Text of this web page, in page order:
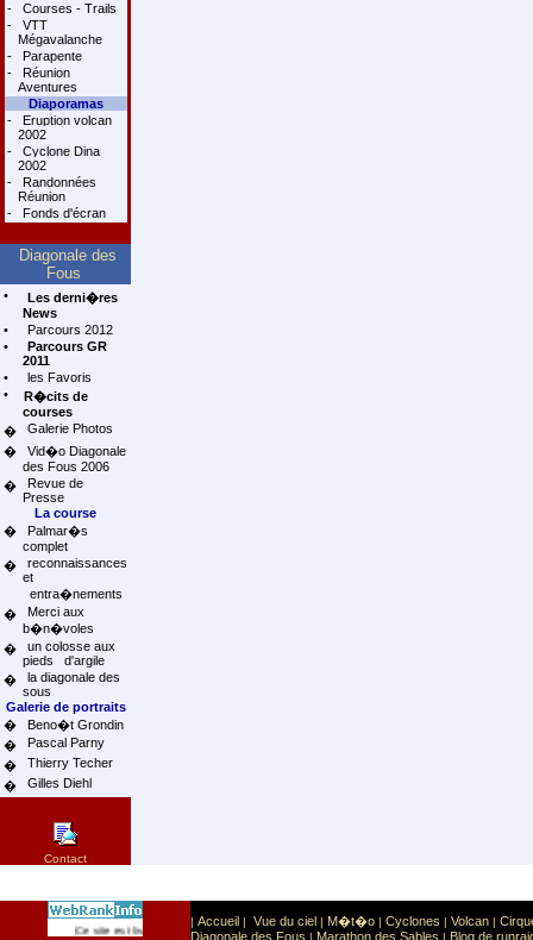
-
Courses - Trails
-
VTT
Mégavalanche
-
Parapente
-
Réunion
Aventures
Diaporamas
-
Eruption volcan
2002
-
Cyclone Dina
2002
-
Randonnées
Réunion
-
Fonds d'écran
Diagonale des
Fous
•
Les derni�res
News
•
Parcours 2012
•
Parcours GR
2011
•
les Favoris
•
R�cits de
courses
�
Galerie Photos
�
Vid�o Diagonale
des Fous 2006
�
Revue de
Presse
La course
�
Palmar�s
complet
�
reconnaissances
et
entra�nements
�
Merci aux
b�n�voles
�
un colosse aux
pieds d'argile
�
la diagonale des
sous
Galerie de portraits
�
Beno�t Grondin
�
Pascal Parny
�
Thierry Techer
�
Gilles Diehl
Contact
Ce site est list� dans la cat�gorie Sport: Sports extr�mes
| Accueil | Vue du ciel | M�t�o | Cyclones | Volcan |
Diagonale des Fous | Marathon des Sables | Blog de